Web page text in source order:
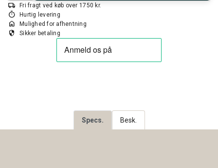
local_shipping Fri fragt ved køb over 1750 kr.
timer Hurtig levering
home Mulighed for afhentning
security Sikker betaling
Specs. Besk.